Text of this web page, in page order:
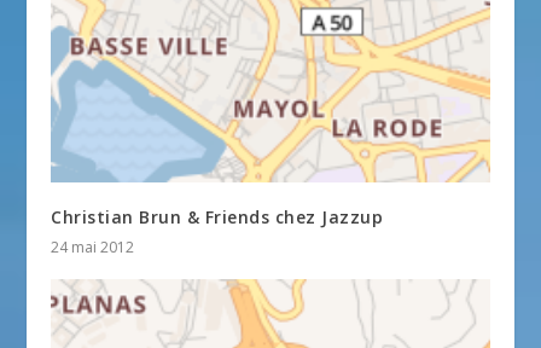
Christian Brun & Friends chez Jazzup
24 mai 2012